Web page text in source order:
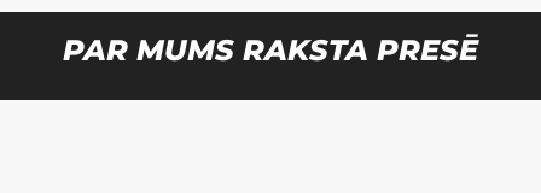
PAR MUMS RAKSTA PRESĒ